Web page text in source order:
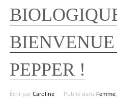
PEPPER !
Écrit par Caroline Publié dans Femme,